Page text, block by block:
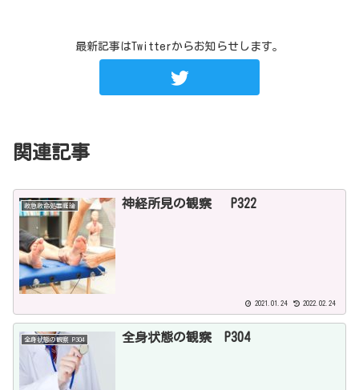
最新記事はTwitterからお知らせします。
関連記事
救急救命処置概論 神経所見の観察 P322
2021.01.24 2022.02.24
全身状態の観察 P304 全身状態の観察 P304